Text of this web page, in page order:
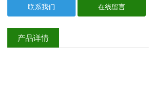
联系我们 在线留言
产品详情